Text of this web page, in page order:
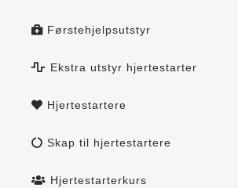
Førstehjelpsutstyr
Ekstra utstyr hjertestarter
Hjertestartere
Skap til hjertestartere
Hjertestarterkurs